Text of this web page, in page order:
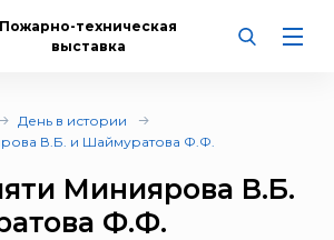
Пожарно-техническая
выставка
День в истории
В.Б. и Шаймуратова Ф.Ф.
Миниярова В.Б.
Ф.Ф.